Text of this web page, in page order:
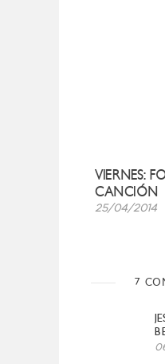
VIERNES:
CANCIÓN
25/04/2014
7